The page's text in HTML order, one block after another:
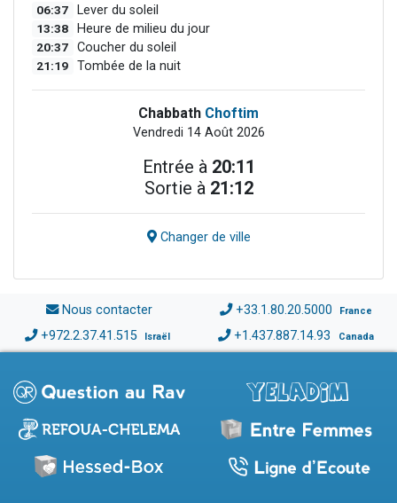
06:37 Lever du soleil
13:38 Heure de milieu du jour
20:37 Coucher du soleil
21:19 Tombée de la nuit
Chabbath Choftim
Vendredi 14 Août 2026
Entrée à 20:11
Sortie à 21:12
Changer de ville
Nous contacter +33.1.80.20.5000 France
+972.2.37.41.515 Israël +1.437.887.14.93 Canada